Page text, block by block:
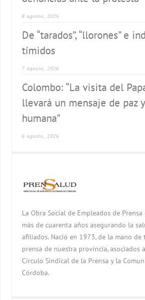
8 agosto, 2026
De “tarados”, “llorones” e
tímidos
7 agosto, 2026
Colombo: “La visita del
llevará un mensaje de paz
humana”
6 agosto, 2026
La Obra Social de Empleados de
más de cuarenta años asegurando la
afiliados. Nació en 1973, de la mano de
prensa de nuestra provincia, asociados
Círculo Sindical de la Prensa y la
Córdoba.